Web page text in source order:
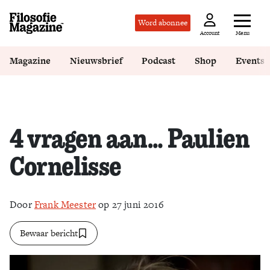
Word abonnee
Account Menu
Magazine Nieuwsbrief Podcast Shop Events
4 vragen aan… Paulien
Cornelisse
DoorFrank Meesterop 27 juni 2016
Bewaar bericht